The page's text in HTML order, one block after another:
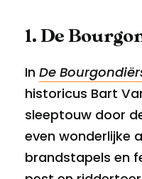
1. De
In De
historicus Bart
sleeptouw door
even wonderlijke
brandstapels en